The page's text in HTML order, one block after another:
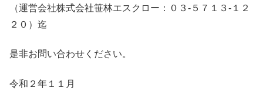
（運営会社株式会社笹林エスクロー：０３-５７１３-１２
２０）迄
是非お問い合わせください。
令和２年１１月